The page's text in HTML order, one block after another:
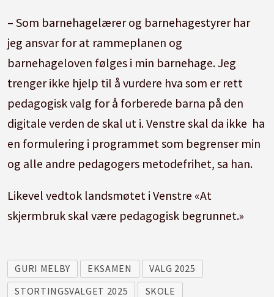
– Som barnehagelærer og barnehagestyrer har
jeg ansvar for at rammeplanen og
barnehageloven følges i min barnehage. Jeg
trenger ikke hjelp til å vurdere hva som er rett
pedagogisk valg for å forberede barna på den
digitale verden de skal ut i. Venstre skal da ikke ha
en formulering i programmet som begrenser min
og alle andre pedagogers metodefrihet, sa han.
Likevel vedtok landsmøtet i Venstre «At
skjermbruk skal være pedagogisk begrunnet.»
GURI MELBY EKSAMEN
VALG 2025
STORTINGSVALGET 2025
SKOLE